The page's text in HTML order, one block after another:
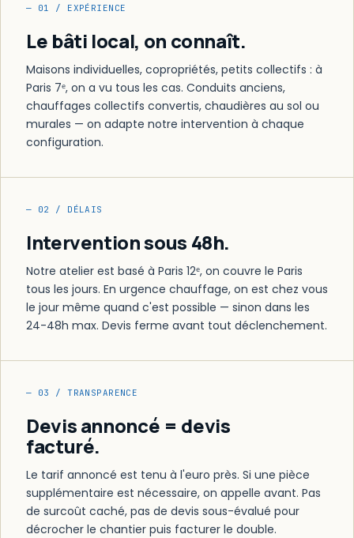
— 01 / EXPÉRIENCE
Le bâti local, on connaît.
Maisons individuelles, copropriétés, petits collectifs : à
Paris 7ᵉ, on a vu tous les cas. Conduits anciens,
chauffages collectifs convertis, chaudières au sol ou
murales — on adapte notre intervention à chaque
configuration.
— 02 / DÉLAIS
Intervention sous 48h.
Notre atelier est basé à Paris 12ᵉ, on couvre le Paris
tous les jours. En urgence chauffage, on est chez vous
le jour même quand c'est possible — sinon dans les
24-48h max. Devis ferme avant tout déclenchement.
— 03 / TRANSPARENCE
Devis annoncé = devis
facturé.
Le tarif annoncé est tenu à l'euro près. Si une pièce
supplémentaire est nécessaire, on appelle avant. Pas
de surcoût caché, pas de devis sous-évalué pour
décrocher le chantier puis facturer le double.